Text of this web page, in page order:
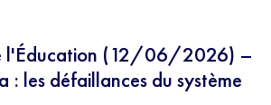
l'Éducation (12/06/2026) –
: les défaillances du système